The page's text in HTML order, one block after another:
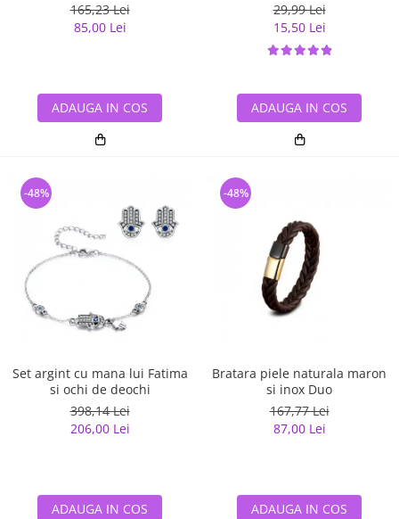
165,23 Lei
85,00 Lei
ADAUGA IN COS
29,99 Lei
15,50 Lei
ADAUGA IN COS
Set argint cu mana lui Fatima
si ochi de deochi
398,14 Lei
206,00 Lei
-48%
ADAUGA IN COS
Bratara piele naturala maron
si inox Duo
167,77 Lei
87,00 Lei
-48%
ADAUGA IN COS